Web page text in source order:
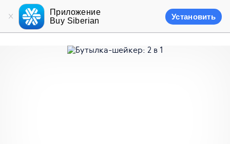
Приложение
Buy Siberian
Установить